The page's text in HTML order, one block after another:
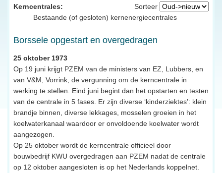
Sorteer
Kerncentrales:
Bestaande (of gesloten) kernenergiecentrales
Borssele opgestart en overgedragen
25 oktober 1973
Op 19 juni krijgt PZEM van de ministers van EZ, Lubbers, en
van V&M, Vorrink, de vergunning om de kerncentrale in
werking te stellen. Eind juni begint dan het opstarten en testen
van de centrale in 5 fases. Er zijn diverse ‘kinderziektes’: klein
brandje binnen, diverse lekkages, mosselen groeien in het
koelwaterkanaal waardoor er onvoldoende koelwater wordt
aangezogen.
Op 25 oktober wordt de kerncentrale officieel door
bouwbedrijf KWU overgedragen aan PZEM nadat de centrale
op 12 oktober aangesloten is op het Nederlands koppelnet.